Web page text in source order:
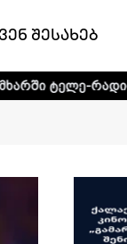
შესახებ
კომპანია